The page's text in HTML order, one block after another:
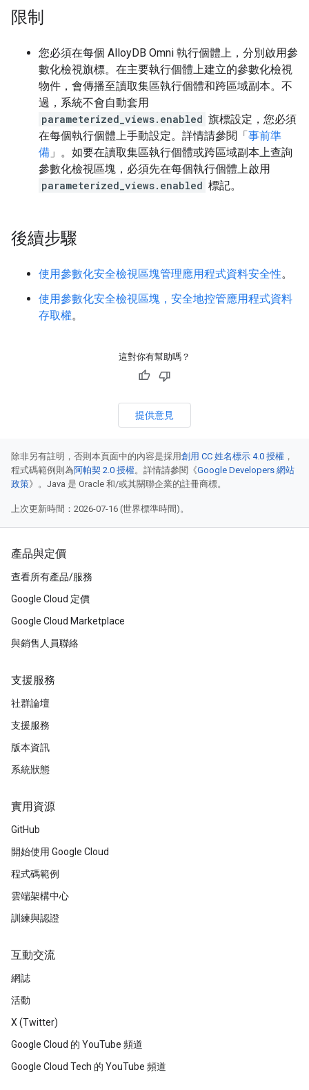
限制
您必須在每個 AlloyDB Omni 執行個體上，分別啟用參
數化檢視旗標。在主要執行個體上建立的參數化檢視
物件，會傳播至讀取集區執行個體和跨區域副本。不
過，系統不會自動套用
parameterized_views.enabled 旗標設定，您必須
在每個執行個體上手動設定。詳情請參閱「事前準
備 」。如要在讀取集區執行個體或跨區域副本上查詢
參數化檢視區塊，必須先在每個執行個體上啟用
parameterized_views.enabled 標記。
後續步驟
使用參數化安全檢視區塊管理應用程式資料安全性。
使用參數化安全檢視區塊，安全地控管應用程式資料
存取權。
這對你有幫助嗎？
提供意見
除非另有註明，否則本頁面中的內容是採用創用 CC 姓名標示 4.0 授權 ，
程式碼範例則為阿帕契 2.0 授權。詳情請參閱《Google Developers 網站
政策》。Java 是 Oracle 和/或其關聯企業的註冊商標。
上次更新時間：2026-07-16 (世界標準時間)。
產品與定價
查看所有產品/服務
Google Cloud 定價
Google Cloud Marketplace
與銷售人員聯絡
支援服務
社群論壇
支援服務
版本資訊
系統狀態
實用資源
GitHub
開始使用 Google Cloud
程式碼範例
雲端架構中心
訓練與認證
互動交流
網誌
活動
X (Twitter)
Google Cloud 的 YouTube 頻道
Google Cloud Tech 的 YouTube 頻道